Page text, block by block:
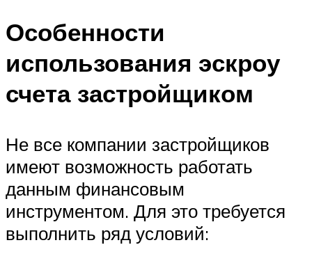
Особенности
использования эскроу
счета застройщиком
Не все компании застройщиков
имеют возможность работать
данным финансовым
инструментом. Для это требуется
выполнить ряд условий: